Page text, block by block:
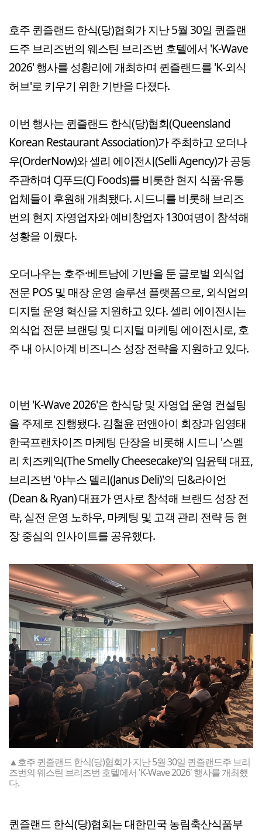
호주 퀸즐랜드 한식(당)협회가 지난 5월 30일 퀸즐랜
드주 브리즈번의 웨스틴 브리즈번 호텔에서 'K-Wave
2026' 행사를 성황리에 개최하며 퀸즐랜드를 'K-외식
허브'로 키우기 위한 기반을 다졌다.
이번 행사는 퀸즐랜드 한식(당)협회(Queensland
Korean Restaurant Association)가 주최하고 오더나
우(OrderNow)와 셀리 에이전시(Selli Agency)가 공동
주관하며 CJ푸드(CJ Foods)를 비롯한 현지 식품·유통
업체들이 후원해 개최됐다. 시드니를 비롯해 브리즈
번의 현지 자영업자와 예비창업자 130여명이 참석해
성황을 이뤘다.
오더나우는 호주·베트남에 기반을 둔 글로벌 외식업
전문 POS 및 매장 운영 솔루션 플랫폼으로, 외식업의
디지털 운영 혁신을 지원하고 있다. 셀리 에이전시는
외식업 전문 브랜딩 및 디지털 마케팅 에이전시로, 호
주 내 아시아계 비즈니스 성장 전략을 지원하고 있다.
이번 'K-Wave 2026'은 한식당 및 자영업 운영 컨설팅
을 주제로 진행됐다. 김철윤 펀앤아이 회장과 임영태
한국프랜차이즈 마케팅 단장을 비롯해 시드니 '스멜
리 치즈케익(The Smelly Cheesecake)'의 임윤택 대표,
브리즈번 '야누스 델리(Janus Deli)'의 딘&라이언
(Dean & Ryan) 대표가 연사로 참석해 브랜드 성장 전
략, 실전 운영 노하우, 마케팅 및 고객 관리 전략 등 현
장 중심의 인사이트를 공유했다.
▲호주 퀸즐랜드 한식(당)협회가 지난 5월 30일 퀸즐랜드주 브리
즈번의 웨스틴 브리즈번 호텔에서 'K-Wave 2026' 행사를 개최했
다.
퀸즐랜드 한식(당)협회는 대한민국 농림축산식품부